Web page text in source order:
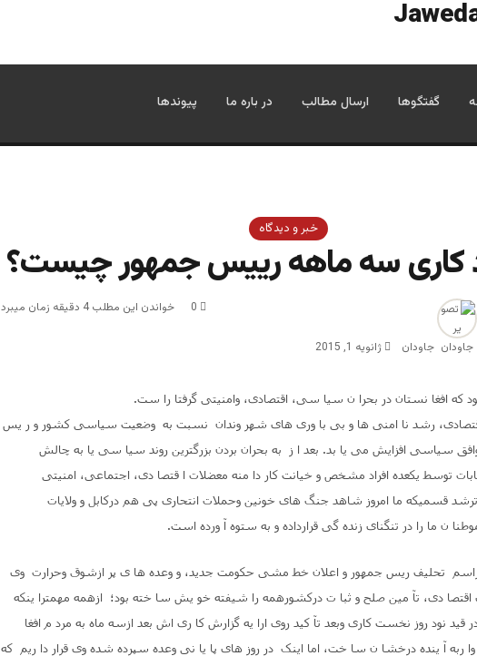
گفتگوها ارسال مطالب در باره ما پیوندها
خبر و دیدگاه
کاری سه ماهه رییس جمهور چیست؟
جاودان ژانویه 1, 2015
0 خواندن این مطلب 4 دقیقه زمان میبرد
افغا نستان در بحرا ن سیا سی، اقتصادی، وامنیتی گرفتا را ست.
اقتصادی، رشد نا امنی ها و بی با وری های شهر وندان نسبت به وضعیت سیاسی کشور و ر یس
سیاسی افزایش می یا بد. بعد ا ز به بحران بردن بزرگترین روند سیا سی یا به چالش
توسط یکعده افراد مشخص و خیانت کار دا منه معضلات ا قتصا دی، اجتماعی، امنیتی
قسمیکه ما امروز شاهد جنگ های خونین وحملات انتحاری پی هم درکابل و ولایات
ن ما را در تنگنای زنده گی قرارداده و به ستوه آ ورده است.
تحلیف ریس جمهور و اعلان خط مشی حکومت جدید، و وعده ها ی پر ازشوق وحرارت وی
اقتصا دی، تآ مین صلح و ثبا ت درکشورهمه را شیفته خو یش سا خته بود؛ ازهمه مهمترا ینکه
قید نود روز نخست کاری وبعد تآ کید روی ارا یه گزارش کا ری اش بعد ازسه ماه به مرد م افغا
ربه آ ینده درخشا ن سا خت، اما اینک در روز های پا یا نی وعده سپرده شده وی قرار دا ریم که